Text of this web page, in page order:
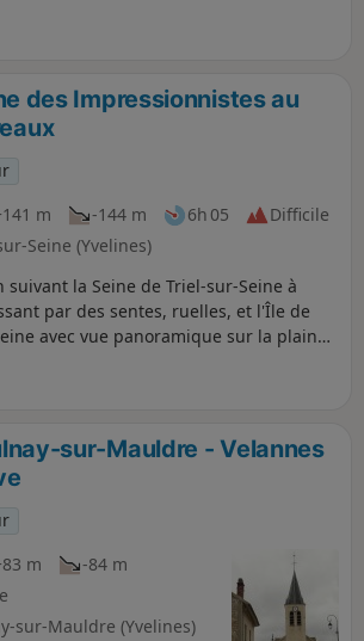
⚠️ Remarque
sens à cause des
, il faut
plus bas pour
et deux oratoires. L'itinéraire s'achève
des Impressionnistes au
m -144 m 6h 05
Difficile
Seine (Yvelines)
suivant la Seine de Triel-sur-Seine à
par des sentes, ruelles, et l'Île de
avec vue panoramique sur la plaine.
sur-Mauldre - Velannes
m
-84 m
sur-Mauldre (Yvelines)